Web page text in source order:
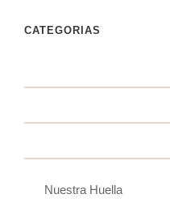
CATEGORIAS
Nuestra Huella